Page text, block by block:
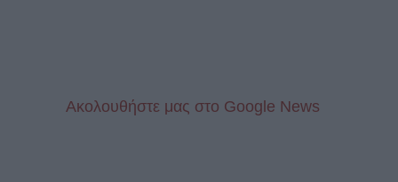
Aκολουθήστε μας στo Google News